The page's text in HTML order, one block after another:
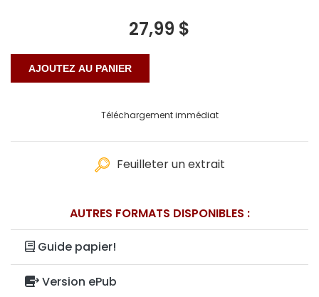
27,99 $
Téléchargement immédiat
Feuilleter un extrait
AUTRES FORMATS DISPONIBLES :
Guide papier!
Version ePub